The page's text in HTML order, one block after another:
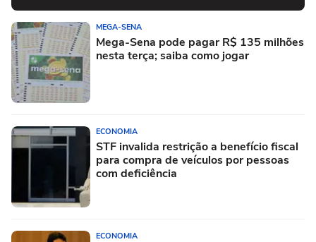
MEGA-SENA
Mega-Sena pode pagar R$ 135 milhões
nesta terça; saiba como jogar
ECONOMIA
STF invalida restrição a benefício fiscal
para compra de veículos por pessoas
com deficiência
ECONOMIA